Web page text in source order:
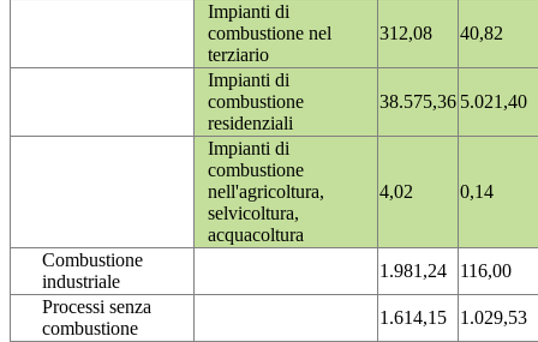
Impianti di
combustione nel
terziario
312,08 40,82
Impianti di
combustione
residenziali
38.575,36 5.021,40
Impianti di
combustione
nell'agricoltura,
selvicoltura,
acquacoltura
4,02 0,14
Combustione
industriale
1.981,24
116,00
Processi senza
combustione
1.614,15
1.029,53